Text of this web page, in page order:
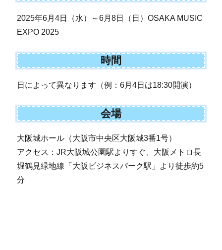
2025年6月4日（水）～6月8日（日）OSAKA MUSIC
EXPO 2025
時間
日によって異なります（例：6月4日は18:30開演）
会場
大阪城ホール（大阪市中央区大阪城3番1号）
アクセス：JR大阪城公園駅よりすぐ、大阪メトロ長
堀鶴見緑地線「大阪ビジネスパーク駅」より徒歩約5
分